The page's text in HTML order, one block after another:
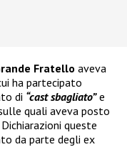
Fratello aveva
ha partecipato
di “cast sbagliato”e
quali aveva posto
queste
da parte degli ex